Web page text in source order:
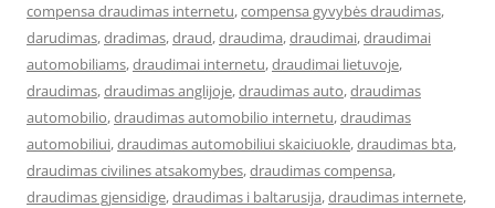
compensa draudimas internetu,compensa gyvybės draudimas,
darudimas,dradimas,draud,draudima,draudimai,draudimai
automobiliams,draudimai internetu,draudimai lietuvoje,
draudimas,draudimas anglijoje,draudimas auto,draudimas
automobilio,draudimas automobilio internetu,draudimas
automobiliui,draudimas automobiliui skaiciuokle,draudimas bta,
draudimas civilines atsakomybes,draudimas compensa,
draudimas gjensidige,draudimas i baltarusija,draudimas internete,